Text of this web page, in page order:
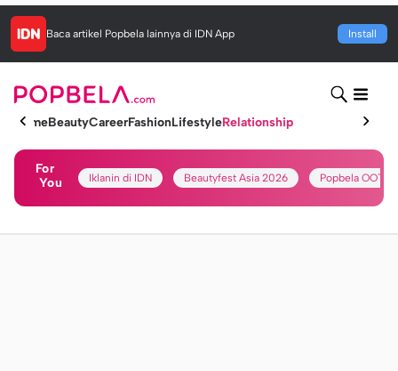
Baca artikel Popbela lainnya di IDN App Install
HomeBeautyCareerFashionLifestyleRelationship
For
You
Iklanin di IDN Beautyfest Asia 2026 Popbela OOTD